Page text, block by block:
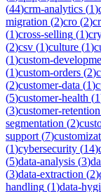
(44)crm-analytics (1)
migration (2)cro (2)
(1)cross-selling (1)
(2)csv (1)culture (1)
(1)custom-
(1)custom-orders (2)
(2)customer-data (1)
(5)customer-health (1
(3)customer-retention
segmentation (2)
support (7)
(1)cybersecurity (14)
(5)data-analysis (3)
(3)data-extraction (2)
handling (1)data-